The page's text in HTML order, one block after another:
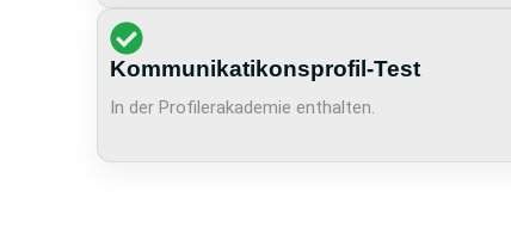
Kommunikatikonsprofil-Test
In der Profilerakademie enthalten.